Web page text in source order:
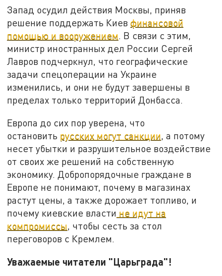
Запад осудил действия Москвы, приняв
решение поддержать Киевфинансовой
помощью и вооружением. В связи с этим,
министр иностранных дел России Сергей
Лавров подчеркнул, что географические
задачи спецоперации на Украине
изменились, и они не будут завершены в
пределах только территорий Донбасса.
Европа до сих пор уверена, что
остановить русских могут санкции, а потому
несет убытки и разрушительное воздействие
от своих же решений на собственную
экономику. Добропорядочные граждане в
Европе не понимают, почему в магазинах
растут цены, а также дорожает топливо, и
почему киевские власти не идут на
компромиссы, чтобы сесть за стол
переговоров с Кремлем.
Уважаемые читатели "Царьграда"!